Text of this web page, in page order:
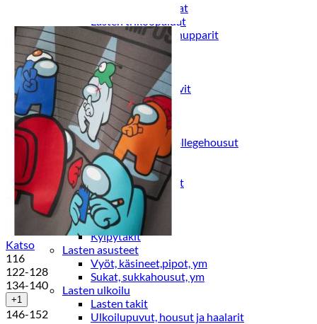
Lasten kauluspaidat
Lasten trikoopaidat
Lasten colleget ja hupparit
Lasten neuleet
Lasten mekot ja hameet
Mekot ja hameet
Lasten puvut,bleiserit,liivit
Liivit
Lasten housut
Lasten housut
Lasten trikoo-ja collegehousut
Lasten farkut
Lasten shortsit
Lasten juhlahousut
Yöasut ja kylpytakit
Lasten yöpaidat
Lasten pyjamat
Kylpytakit
Lasten asusteet
Vyöt, käsineet,pipot, ym
Sukat, sukkahousut, ym
Lasten ulkoilu
Lasten takit
Ulkoilupuvut, housut ja haalarit
Katso
116
122-128
134-140
+1
146-152